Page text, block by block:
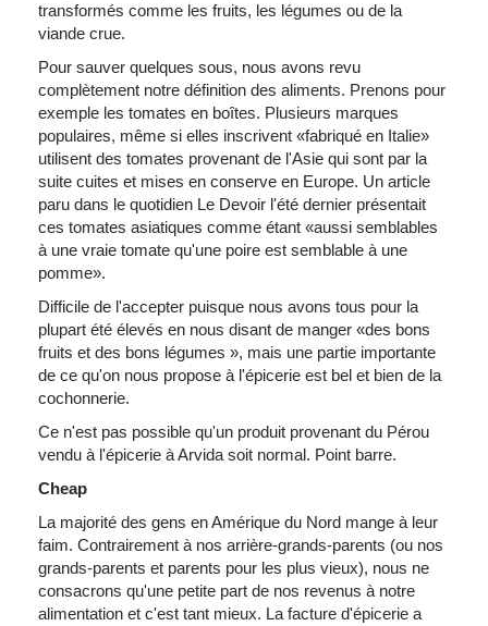
transformés comme les fruits, les légumes ou de la
viande crue.
Pour sauver quelques sous, nous avons revu
complètement notre définition des aliments. Prenons pour
exemple les tomates en boîtes. Plusieurs marques
populaires, même si elles inscrivent «fabriqué en Italie»
utilisent des tomates provenant de l'Asie qui sont par la
suite cuites et mises en conserve en Europe. Un article
paru dans le quotidien Le Devoir l'été dernier présentait
ces tomates asiatiques comme étant «aussi semblables
à une vraie tomate qu'une poire est semblable à une
pomme».
Difficile de l'accepter puisque nous avons tous pour la
plupart été élevés en nous disant de manger «des bons
fruits et des bons légumes », mais une partie importante
de ce qu'on nous propose à l'épicerie est bel et bien de la
cochonnerie.
Ce n'est pas possible qu'un produit provenant du Pérou
vendu à l'épicerie à Arvida soit normal. Point barre.
Cheap
La majorité des gens en Amérique du Nord mange à leur
faim. Contrairement à nos arrière-grands-parents (ou nos
grands-parents et parents pour les plus vieux), nous ne
consacrons qu'une petite part de nos revenus à notre
alimentation et c'est tant mieux. La facture d'épicerie a